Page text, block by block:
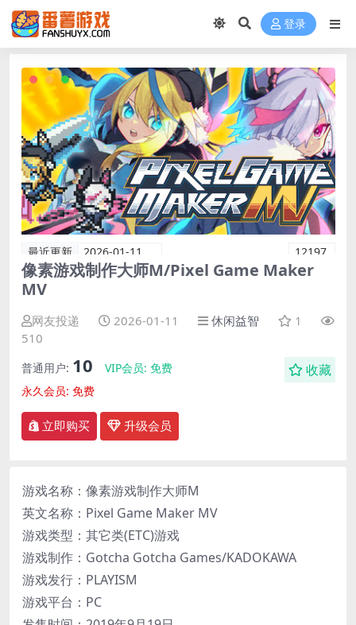
登录
最近更新 2026-01-11 12197
像素游戏制作大师M/Pixel Game Maker
MV
网友投递 2026-01-11 休闲益智
1
510
普通用户: 10 VIP会员: 免费
永久会员: 免费
收藏
立即购买 升级会员
游戏名称：像素游戏制作大师M
英文名称：Pixel Game Maker MV
游戏类型：其它类(ETC)游戏
游戏制作：Gotcha Gotcha Games/KADOKAWA
游戏发行：PLAYISM
游戏平台：PC